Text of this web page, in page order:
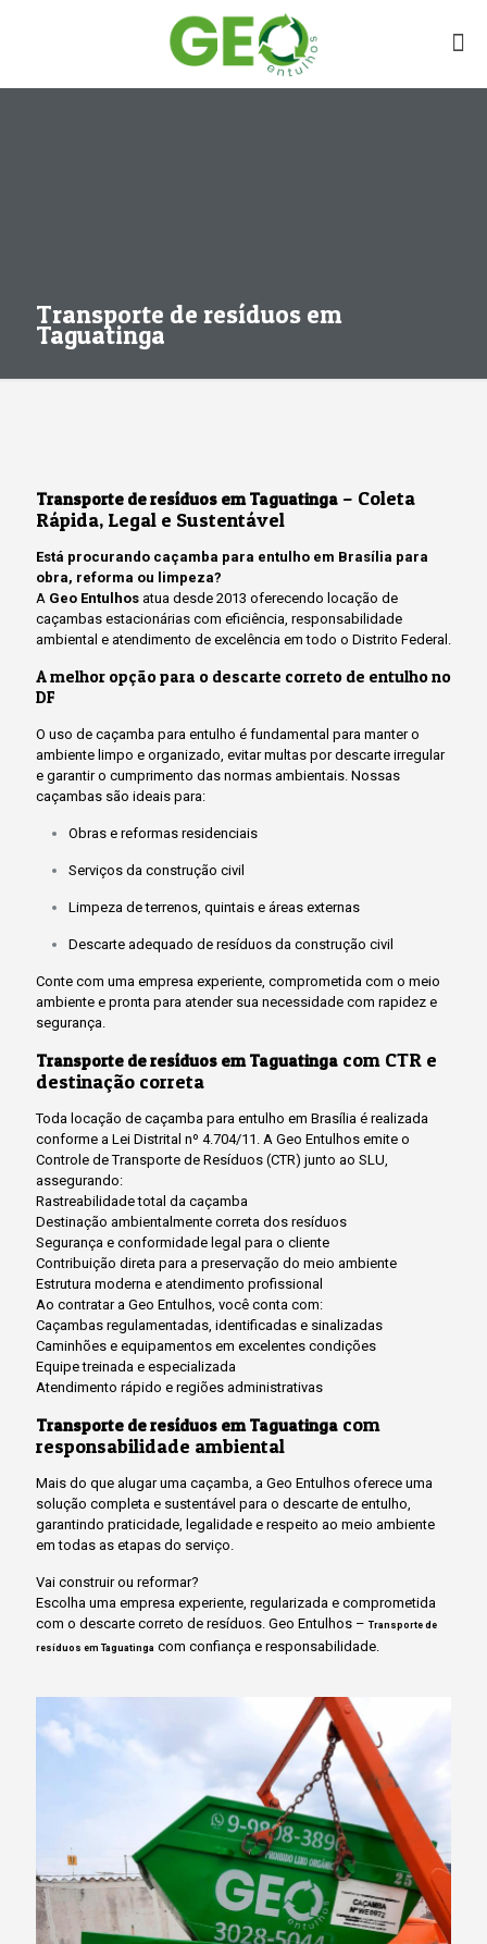
Transporte de resíduos em
Taguatinga
Transporte de resíduos em Taguatinga – Coleta
Rápida, Legal e Sustentável
Está procurando caçamba para entulho em Brasília para
obra, reforma ou limpeza?
A Geo Entulhos atua desde 2013 oferecendo locação de
caçambas estacionárias com eficiência, responsabilidade
ambiental e atendimento de excelência em todo o Distrito Federal.
A melhor opção para o descarte correto de entulho no
DF
O uso de caçamba para entulho é fundamental para manter o
ambiente limpo e organizado, evitar multas por descarte irregular
e garantir o cumprimento das normas ambientais. Nossas
caçambas são ideais para:
Obras e reformas residenciais
Serviços da construção civil
Limpeza de terrenos, quintais e áreas externas
Descarte adequado de resíduos da construção civil
Conte com uma empresa experiente, comprometida com o meio
ambiente e pronta para atender sua necessidade com rapidez e
segurança.
Transporte de resíduos em Taguatinga com CTR e
destinação correta
Toda locação de caçamba para entulho em Brasília é realizada
conforme a Lei Distrital nº 4.704/11. A Geo Entulhos emite o
Controle de Transporte de Resíduos (CTR) junto ao SLU,
assegurando:
Rastreabilidade total da caçamba
Destinação ambientalmente correta dos resíduos
Segurança e conformidade legal para o cliente
Contribuição direta para a preservação do meio ambiente
Estrutura moderna e atendimento profissional
Ao contratar a Geo Entulhos, você conta com:
Caçambas regulamentadas, identificadas e sinalizadas
Caminhões e equipamentos em excelentes condições
Equipe treinada e especializada
Atendimento rápido e regiões administrativas
Transporte de resíduos em Taguatinga com
responsabilidade ambiental
Mais do que alugar uma caçamba, a Geo Entulhos oferece uma
solução completa e sustentável para o descarte de entulho,
garantindo praticidade, legalidade e respeito ao meio ambiente
em todas as etapas do serviço.
Vai construir ou reformar?
Escolha uma empresa experiente, regularizada e comprometida
com o descarte correto de resíduos. Geo Entulhos – Transporte de
resíduos em Taguatinga com confiança e responsabilidade.